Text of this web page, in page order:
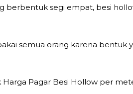
berbentuk segi empat, besi
semua orang karena bentuk
Pagar Besi Hollow per